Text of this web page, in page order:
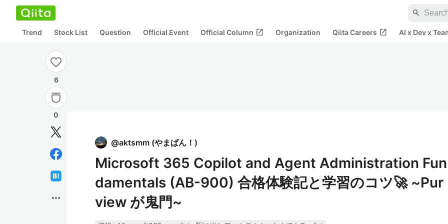
search
Trend Stock List Question Official Event Official Column open_in_new Organization Qiita Careers open_in_new AI x Dev x
6
0
more_horiz
@aktsmm (やまぱん！ )
Microsoft 365 Copilot and Agent Administration Fun
damentals (AB-900) 合格体験記と学習のコツ🚀 ~Pur
view が鬼門~